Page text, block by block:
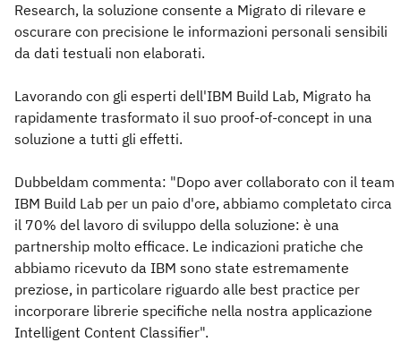
Research, la soluzione consente a Migrato di rilevare e
oscurare con precisione le informazioni personali sensibili
da dati testuali non elaborati.
Lavorando con gli esperti dell'IBM Build Lab, Migrato ha
rapidamente trasformato il suo proof-of-concept in una
soluzione a tutti gli effetti.
Dubbeldam commenta: "Dopo aver collaborato con il team
IBM Build Lab per un paio d'ore, abbiamo completato circa
il 70% del lavoro di sviluppo della soluzione: è una
partnership molto efficace. Le indicazioni pratiche che
abbiamo ricevuto da IBM sono state estremamente
preziose, in particolare riguardo alle best practice per
incorporare librerie specifiche nella nostra applicazione
Intelligent Content Classifier".